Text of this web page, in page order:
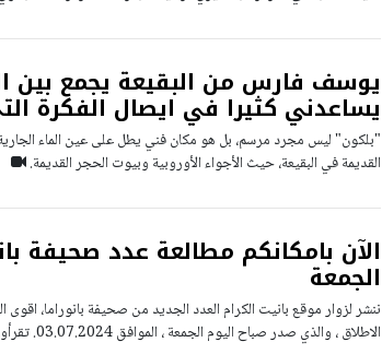
يوسف فارس من البقيعة يجمع بين
يساعدني كثيرا في ايصال الفكرة
"بلكون" ليس مجرد مرسم، بل هو مكان فني يطل على عين الماء الجارية
القديمة في البقيعة، حيث الأجواء الأوروبية وبيوت الحجر القديمة.
الآن بامكانكم مطالعة عدد صحيفة
الجمعة
ننشر لزوار موقع بانيت الكرام العدد الجديد من صحيفة بانوراما، اقوى
الاطلاق ، والذي صدر صباح اليوم الجمعة ، الموافق 03.07.2024. تقرأون في هذا العدد من بانوراما مجموعة